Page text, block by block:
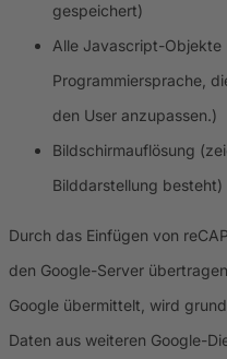
gespeichert)
Alle Javascript-Objekte
Programmiersprache,
den User anzupassen.)
Bildschirmauflösung
Bilddarstellung besteht)
Durch das Einfügen von
den Google-Server
Google übermittelt, wird
Daten aus weiteren Google-